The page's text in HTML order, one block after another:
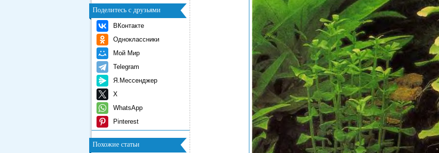
Поделитесь с друзьями
ВКонтакте
Одноклассники
Мой Мир
Telegram
Я.Мессенджер
X
WhatsApp
Pinterest
Похожие статьи